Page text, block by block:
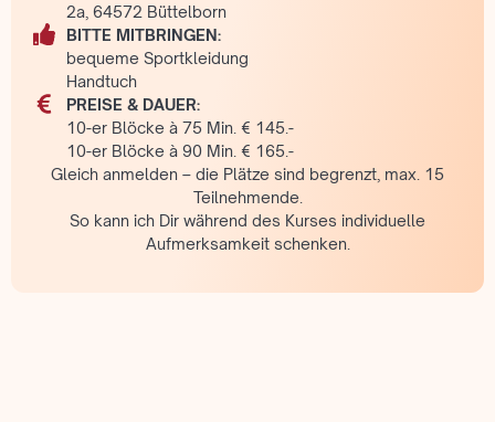
2a, 64572 Büttelborn
BITTE MITBRINGEN:
bequeme Sportkleidung
Handtuch
PREISE & DAUER:
10-er Blöcke à 75 Min. € 145.-
10-er Blöcke à 90 Min. € 165.-
Gleich anmelden – die Plätze sind begrenzt, max. 15
Teilnehmende.
So kann ich Dir während des Kurses individuelle
Aufmerksamkeit schenken.